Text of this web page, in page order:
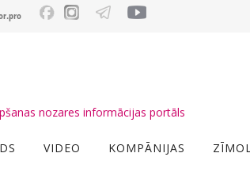
nozares informācijas portāls
VIDEO KOMPĀNIJAS